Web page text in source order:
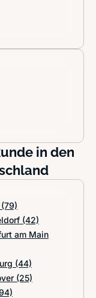
in den
(79)
(42)
am Main
(44)
(25)